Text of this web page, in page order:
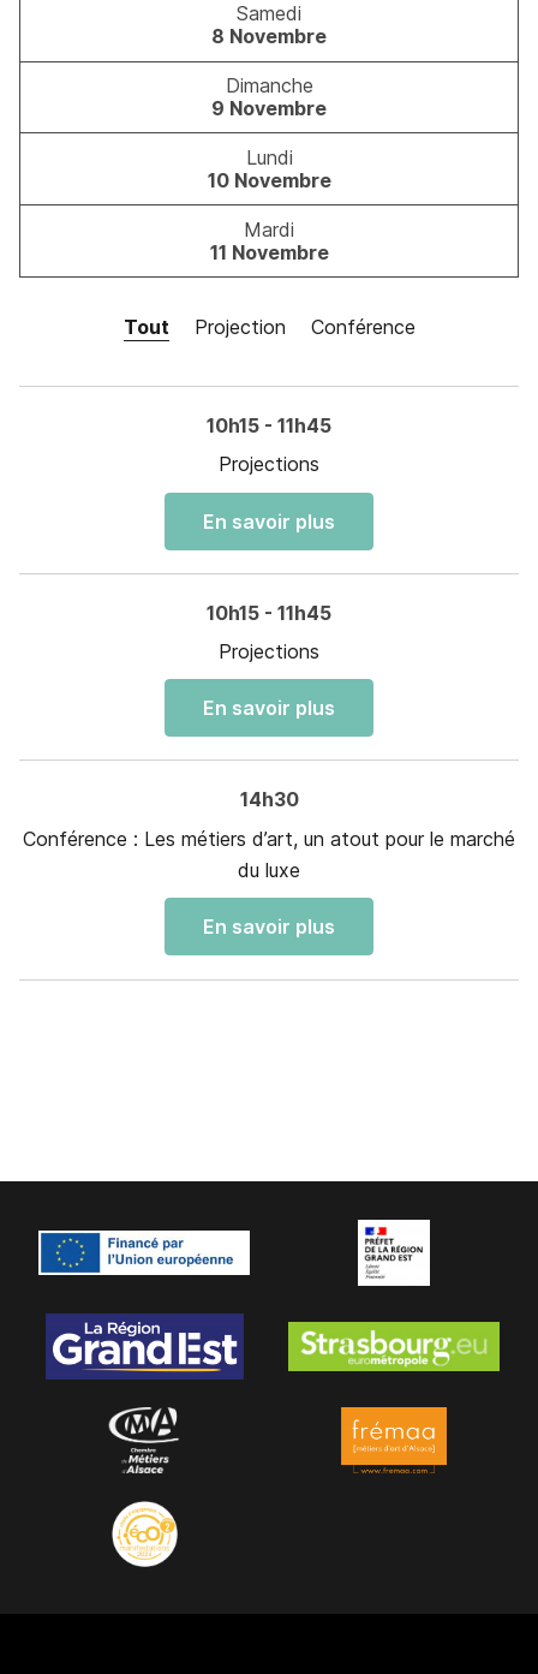
Samedi
8 Novembre
Dimanche
9 Novembre
Lundi
10 Novembre
Mardi
11 Novembre
Tout Projection Conférence
10h15 - 11h45
Projections
En savoir plus
10h15 - 11h45
Projections
En savoir plus
14h30
Conférence : Les métiers d’art, un atout pour le marché
du luxe
En savoir plus